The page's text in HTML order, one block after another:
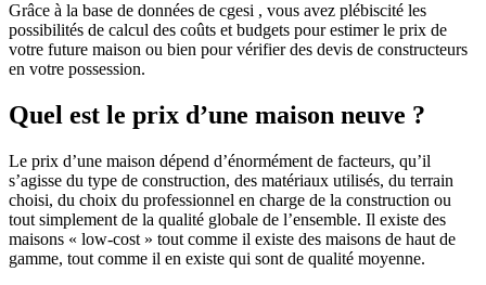
Grâce à la base de données de cgesi , vous avez plébiscité les
possibilités de calcul des coûts et budgets pour estimer le prix de
votre future maison ou bien pour vérifier des devis de constructeurs
en votre possession.
Quel est le prix d’une maison neuve ?
Le prix d’une maison dépend d’énormément de facteurs, qu’il
s’agisse du type de construction, des matériaux utilisés, du terrain
choisi, du choix du professionnel en charge de la construction ou
tout simplement de la qualité globale de l’ensemble. Il existe des
maisons « low-cost » tout comme il existe des maisons de haut de
gamme, tout comme il en existe qui sont de qualité moyenne.